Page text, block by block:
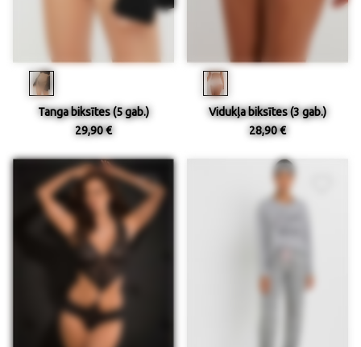
Tanga biksītes (5 gab.)
29,90 €
Vidukļa biksītes (3 gab.)
28,90 €